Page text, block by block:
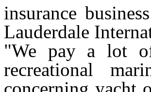
insurance
Lauderdale
"We pay a lot
recreational